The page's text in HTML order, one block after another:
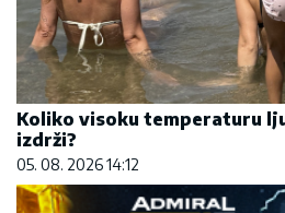
Koliko visoku temperaturu
izdrži?
05. 08. 2026 14:12